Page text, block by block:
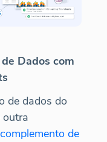
Dados com
de dados do
outra
complemento de